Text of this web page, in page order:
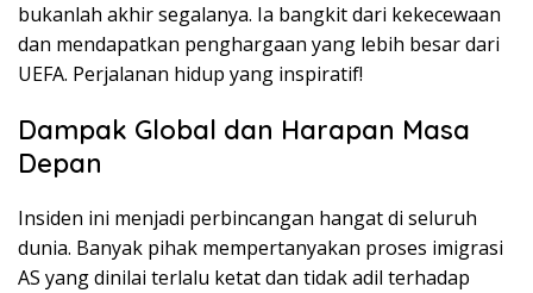
bukanlah akhir segalanya. Ia bangkit dari kekecewaan
dan mendapatkan penghargaan yang lebih besar dari
UEFA. Perjalanan hidup yang inspiratif!
Dampak Global dan Harapan Masa
Depan
Insiden ini menjadi perbincangan hangat di seluruh
dunia. Banyak pihak mempertanyakan proses imigrasi
AS yang dinilai terlalu ketat dan tidak adil terhadap